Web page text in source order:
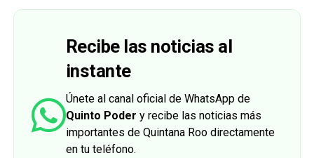
Recibe las noticias al
instante
Únete al canal oficial de WhatsApp de
Quinto Poder y recibe las noticias más
importantes de Quintana Roo directamente
en tu teléfono.